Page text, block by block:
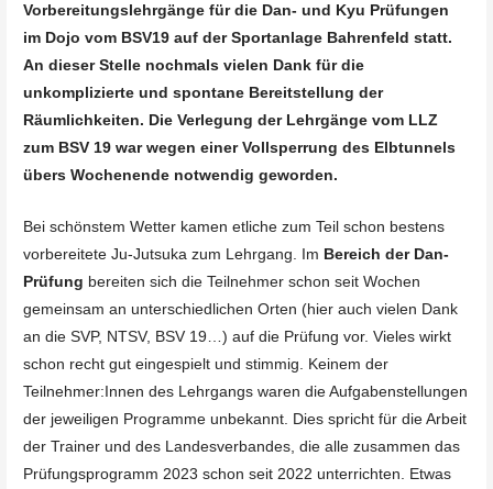
Vorbereitungslehrgänge für die Dan- und Kyu Prüfungen
im Dojo vom BSV19 auf der Sportanlage Bahrenfeld statt.
An dieser Stelle nochmals vielen Dank für die
unkomplizierte und spontane Bereitstellung der
Räumlichkeiten. Die Verlegung der Lehrgänge vom LLZ
zum BSV 19 war wegen einer Vollsperrung des Elbtunnels
übers Wochenende notwendig geworden.
Bei schönstem Wetter kamen etliche zum Teil schon bestens
vorbereitete Ju-Jutsuka zum Lehrgang. Im Bereich der Dan-
Prüfung bereiten sich die Teilnehmer schon seit Wochen
gemeinsam an unterschiedlichen Orten (hier auch vielen Dank
an die SVP, NTSV, BSV 19…) auf die Prüfung vor. Vieles wirkt
schon recht gut eingespielt und stimmig. Keinem der
Teilnehmer:Innen des Lehrgangs waren die Aufgabenstellungen
der jeweiligen Programme unbekannt. Dies spricht für die Arbeit
der Trainer und des Landesverbandes, die alle zusammen das
Prüfungsprogramm 2023 schon seit 2022 unterrichten. Etwas